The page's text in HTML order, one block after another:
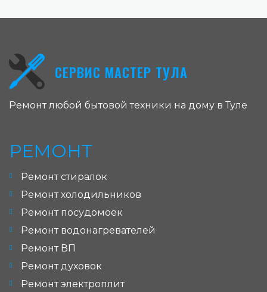
СЕРВИС МАСТЕР ТУЛА
Ремонт любой бытовой техники на дому в Туле
РЕМОНТ
Ремонт стиралок
Ремонт холодильников
Ремонт посудомоек
Ремонт водонагревателей
Ремонт ВП
Ремонт духовок
Ремонт электроплит